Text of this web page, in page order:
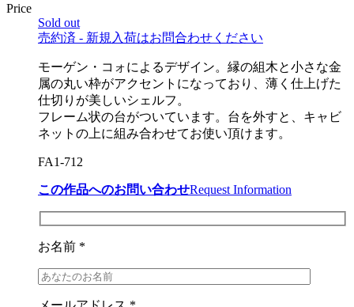
Price
Sold out
売約済 - 新規入荷はお問合わせください
モーゲン・コォによるデザイン。縁の組木と小さな金
属の丸い枠がアクセントになっており、薄く仕上げた
仕切りが美しいシェルフ。
フレーム状の台がついています。台を外すと、キャビ
ネットの上に組み合わせてお使い頂けます。
FA1-712
この作品へのお問い合わせRequest Information
お名前 *